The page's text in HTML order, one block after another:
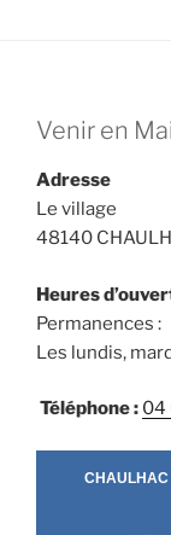
b
o
k
d
Venir en
Adresse
Le village
48140
Heures
Permanences :
Les lundis,
Téléphone : 04